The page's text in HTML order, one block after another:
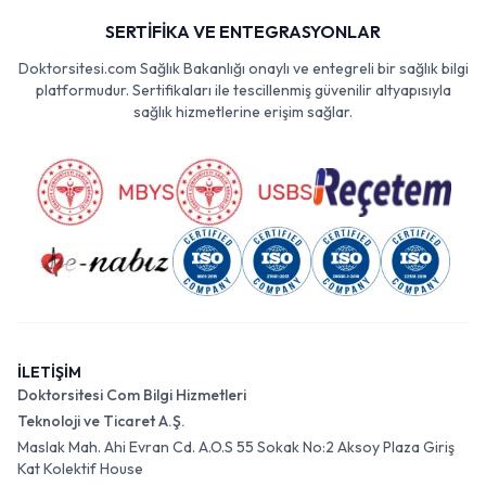
SERTİFİKA VE ENTEGRASYONLAR
Doktorsitesi.com Sağlık Bakanlığı onaylı ve entegreli bir sağlık bilgi
platformudur. Sertifikaları ile tescillenmiş güvenilir altyapısıyla
sağlık hizmetlerine erişim sağlar.
İLETİŞİM
Doktorsitesi Com Bilgi Hizmetleri
Teknoloji ve Ticaret A.Ş.
Maslak Mah. Ahi Evran Cd. A.O.S 55 Sokak No:2 Aksoy Plaza Giriş
Kat Kolektif House